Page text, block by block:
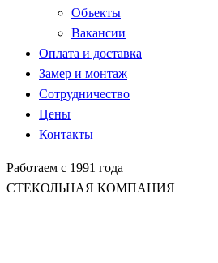
Объекты
Вакансии
Оплата и доставка
Замер и монтаж
Сотрудничество
Цены
Контакты
Работаем с 1991 года
СТЕКОЛЬНАЯ КОМПАНИЯ